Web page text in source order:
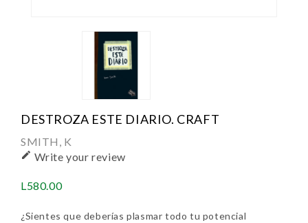
DESTROZA ESTE DIARIO. CRAFT
SMITH, K
 Write your review
L580.00
¿Sientes que deberías plasmar todo tu potencial